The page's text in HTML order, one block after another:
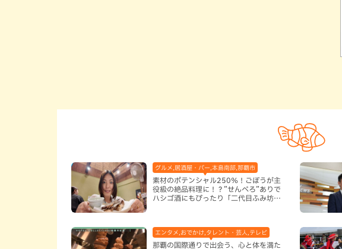
グルメ,居酒屋・バー,本島南部,那覇市
素材のポテンシャル250％！ごぼうが主
役級の絶品料理に！？”せんべろ”ありで
ハシゴ酒にもぴったり「二代目ふみ坊
エンタメ,おでかけ,タレント・芸人,テレビ
那覇の国際通りで出会う、心と体を満た